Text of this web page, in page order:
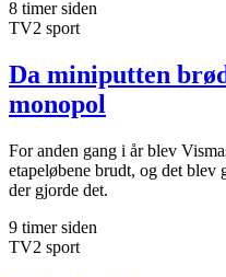
8 timer siden
TV2 sport
Da miniputten
monopol
For anden gang i år blev
etapeløbene brudt, og det blev
der gjorde det.
9 timer siden
TV2 sport